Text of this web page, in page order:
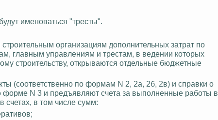
именоваться "тресты".
организациям дополнительных затрат по
главным управлениям и трестам, в ведении которых
строительству, открываются отдельные бюджетные
(соответственно по формам N 2, 2а, 2б, 2в) и справки о
N 3 и предъявляют счета за выполненные работы в
счетах, в том числе сумм: